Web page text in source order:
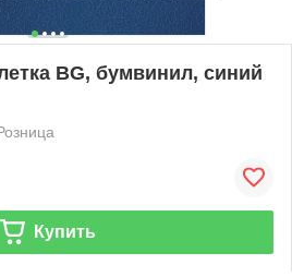
BG, бумвинил, синий
Купить